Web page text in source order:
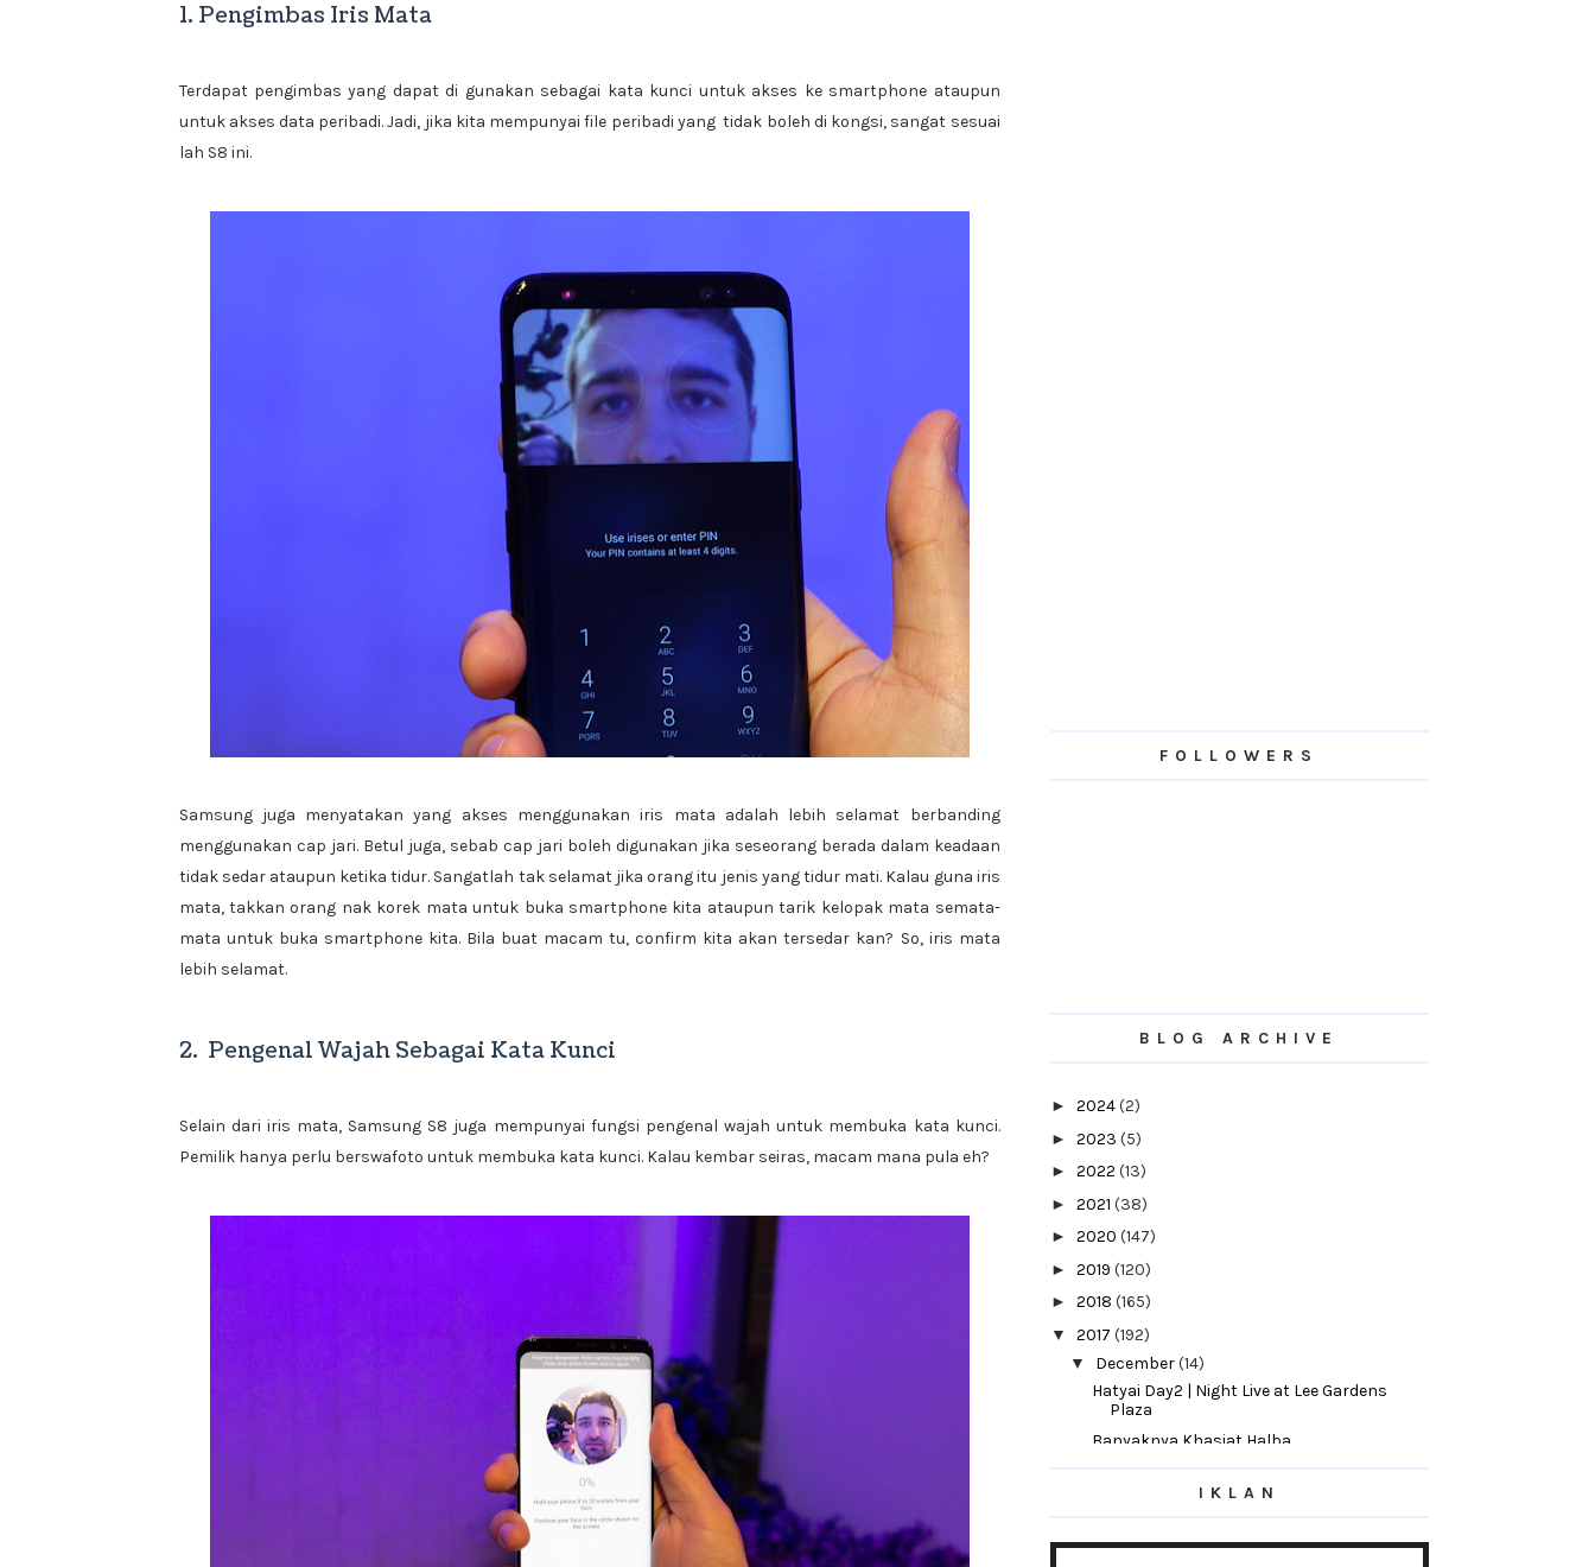
1. Pengimbas Iris Mata
Terdapat pengimbas yang dapat di gunakan sebagai kata kunci untuk akses ke smartphone ataupun
untuk akses data peribadi. Jadi, jika kita mempunyai file peribadi yang tidak boleh di kongsi, sangat sesuai
lah S8 ini.
Samsung juga menyatakan yang akses menggunakan iris mata adalah lebih selamat berbanding
menggunakan cap jari. Betul juga, sebab cap jari boleh digunakan jika seseorang berada dalam keadaan
tidak sedar ataupun ketika tidur. Sangatlah tak selamat jika orang itu jenis yang tidur mati. Kalau guna iris
mata, takkan orang nak korek mata untuk buka smartphone kita ataupun tarik kelopak mata semata-
mata untuk buka smartphone kita. Bila buat macam tu, confirm kita akan tersedar kan? So, iris mata
lebih selamat.
2. Pengenal Wajah Sebagai Kata Kunci
Selain dari iris mata, Samsung S8 juga mempunyai fungsi pengenal wajah untuk membuka kata kunci.
Pemilik hanya perlu berswafoto untuk membuka kata kunci. Kalau kembar seiras, macam mana pula eh?
FOLLOWERS
BLOG ARCHIVE
► 2024(2)
► 2023 (5)
► 2022 (13)
► 2021 (38)
► 2020 (147)
► 2019 (120)
► 2018 (165)
▼ 2017 (192)
▼ December(14)
Hatyai Day2 | Night Live at Lee Gardens
Plaza
Banyaknya Khasiat Halba
Hatyai Day 2 | Shamila Beach, Songkhla
TENGKUBUTANG'S GIVEAWAY! HAPPY
BIRTHDAY HUBBY AND ...
8 Idea Menarik Untuk Jadikan Bilik Tidur
IKLAN